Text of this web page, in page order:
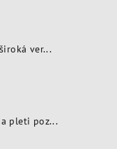
ver...
pleti poz...